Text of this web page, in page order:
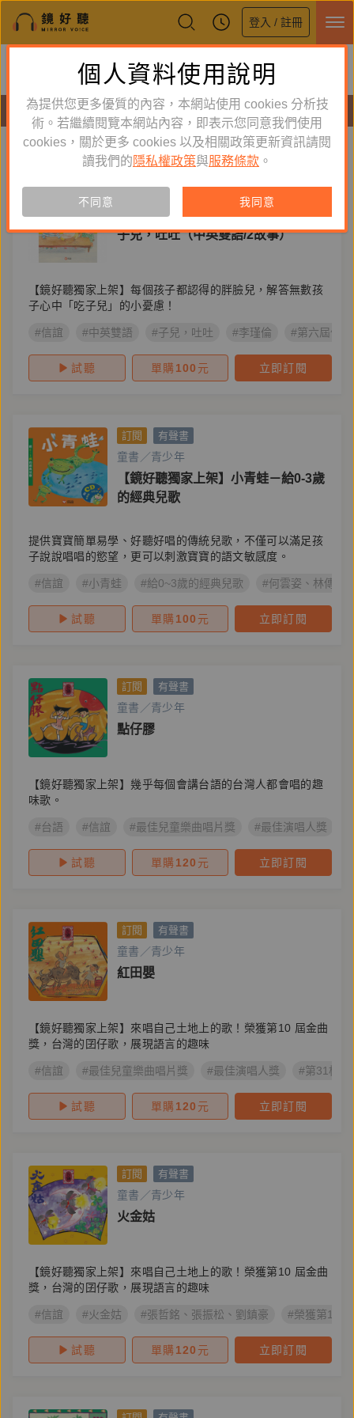
登入 / 註冊
鏡好聽全新APP上線
體驗全面升級，即刻下載
有聲書
新到舊 舊到新
有聲書
童書／青少年
子兒，吐吐（中英雙語/2故事）
【鏡好聽獨家上架】每個孩子都認得的胖臉兒，解答無數孩
子心中「吃子兒」的小憂慮！
#信誼 #中英雙語 #子兒，吐吐 #李瑾倫 #第六屆信
試聽 單購100 元 立即訂閱
訂閱 有聲書
童書／青少年
【鏡好聽獨家上架】小青蛙－給0-3歲
的經典兒歌
提供寶寶簡單易學、好聽好唱的傳統兒歌，不僅可以滿足孩
子說說唱唱的慾望，更可以刺激寶寶的語文敏感度。
#信誼 #小青蛙 #給0~3歲的經典兒歌 #何雲姿、林傳宗
試聽 單購100 元 立即訂閱
訂閱 有聲書
童書／青少年
點仔膠
【鏡好聽獨家上架】幾乎每個會講台語的台灣人都會唱的趣
味歌。
#台語 #信誼 #最佳兒童樂曲唱片獎 #最佳演唱人獎
試聽 單購120 元 立即訂閱
訂閱 有聲書
童書／青少年
紅田嬰
【鏡好聽獨家上架】來唱自己土地上的歌！榮獲第10 屆金曲
獎，台灣的囝仔歌，展現語言的趣味
#信誼 #最佳兒童樂曲唱片獎 #最佳演唱人獎 #第31梯次
試聽 單購120 元 立即訂閱
訂閱 有聲書
童書／青少年
火金姑
【鏡好聽獨家上架】來唱自己土地上的歌！榮獲第10 屆金曲
獎，台灣的囝仔歌，展現語言的趣味
#信誼 #火金姑 #張哲銘、張振松、劉鎮豪 #榮獲第10
試聽 單購120 元 立即訂閱
個人資料使用說明
為提供您更多優質的內容，本網站使用 cookies 分析技
術。若繼續閱覽本網站內容，即表示您同意我們使用
cookies，關於更多 cookies 以及相關政策更新資訊請閱
讀我們的 隱私權政策與服務條款 。
不同意 我同意